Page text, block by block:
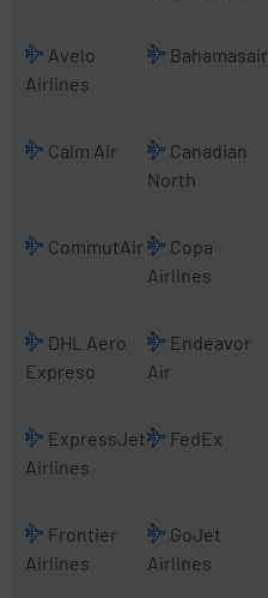
Avelo
Airlines
Bahamasair
Calm Air
Canadian
North
CommutAir
Copa
Airlines
DHL Aero
Expreso
Endeavor
Air
ExpressJet
Airlines
FedEx
Frontier
Airlines
GoJet
Airlines